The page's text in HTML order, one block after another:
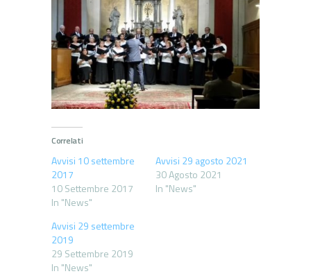
Correlati
Avvisi 10 settembre
2017
10 Settembre 2017
In "News"
Avvisi 29 agosto 2021
30 Agosto 2021
In "News"
Avvisi 29 settembre
2019
29 Settembre 2019
In "News"